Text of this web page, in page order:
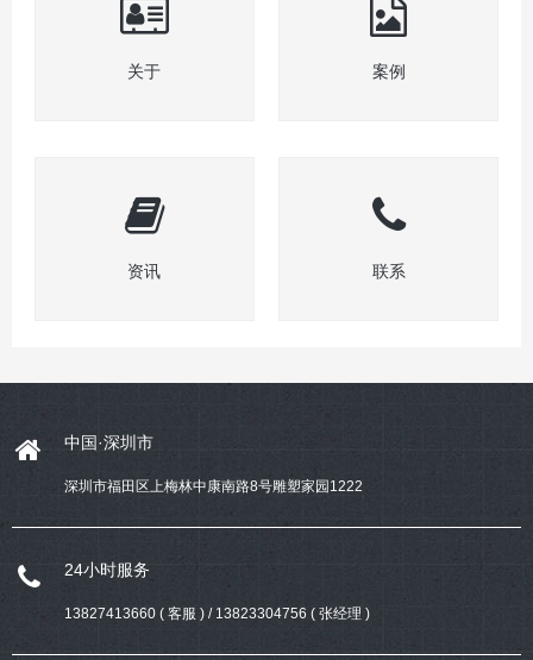
关于 案例
资讯 联系
中国·深圳市
深圳市福田区上梅林中康南路8号雕塑家园1222
24小时服务
13827413660 ( 客服 ) / 13823304756 ( 张经理 )